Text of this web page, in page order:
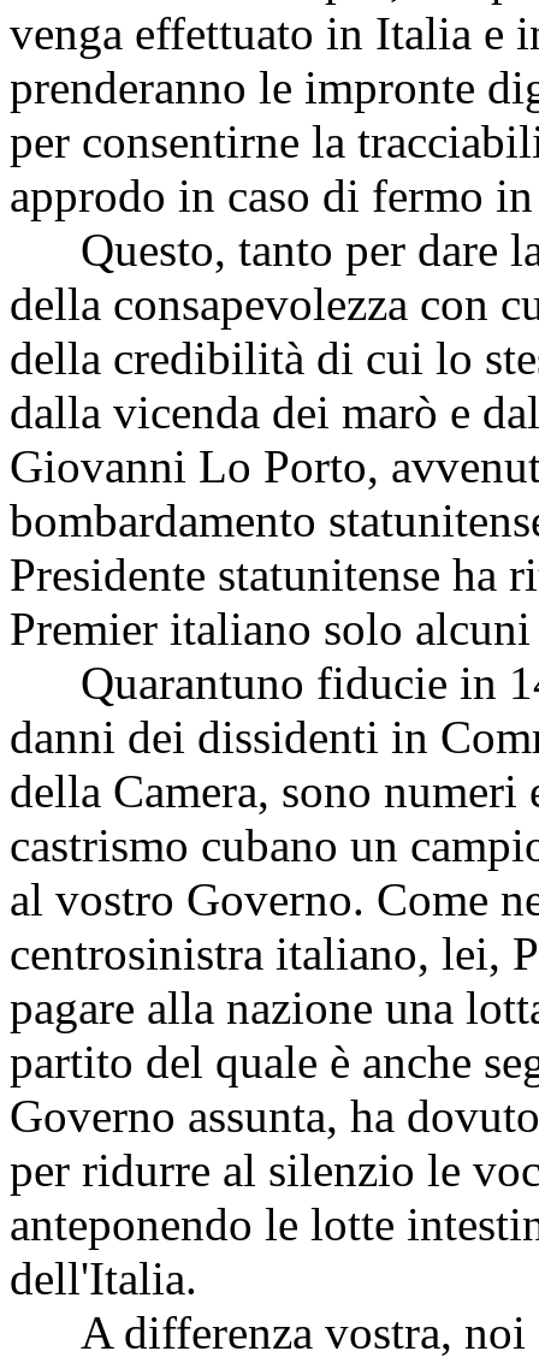
venga effettuato in Italia e
prenderanno le impronte
per consentirne la
approdo in caso di fermo
Questo, tanto per dare
della consapevolezza con
della credibilità di cui lo
dalla vicenda dei marò e
Giovanni Lo Porto,
bombardamento
Presidente statunitense
Premier italiano solo
Quarantuno fiducie in
danni dei dissidenti in
della Camera, sono
castrismo cubano un
al vostro Governo. Come
centrosinistra italiano, lei,
pagare alla nazione una
partito del quale è anche
Governo assunta, ha
per ridurre al silenzio le
anteponendo le lotte
dell'Italia.
A differenza vostra, noi